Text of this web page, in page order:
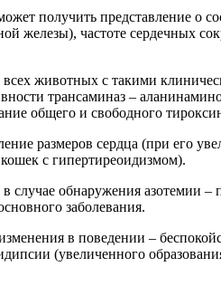
получить представление о
железы), частоте сердечных
животных с такими
трансаминаз –
общего и свободного
размеров сердца (при его
с гипертиреоидизмом).
в случае обнаружения
заболевания.
в поведении –
(увеличенного